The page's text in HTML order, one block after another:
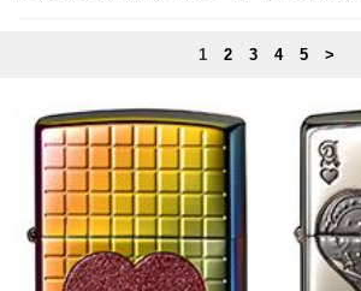
1 2 3 4 5 >